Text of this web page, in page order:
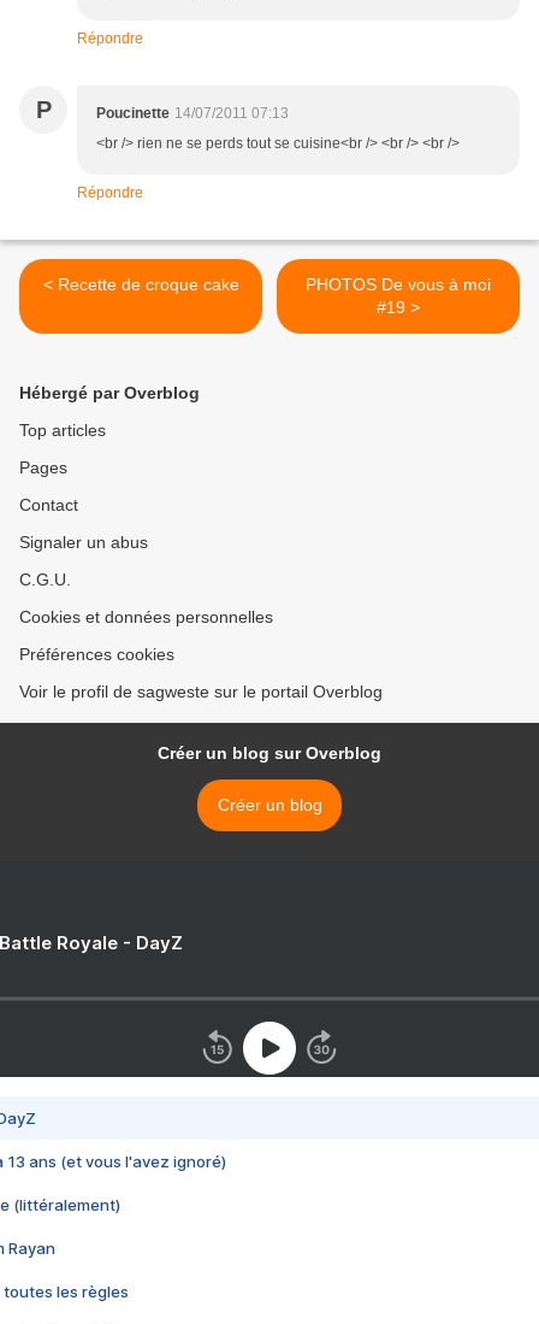
Répondre
P Poucinette 14/07/2011 07:13
<br /> rien ne se perds tout se cuisine<br /> <br /> <br />
Répondre
< Recette de croque cake
PHOTOS De vous à moi
#19 >
Hébergé par Overblog
Top articles
Pages
Contact
Signaler un abus
C.G.U.
Cookies et données personnelles
Préférences cookies
Voir le profil de sagweste sur le portail Overblog
Créer un blog sur Overblog
Créer un blog
Royale - DayZ
13 ans (et vous l'avez ignoré)
(littéralement)
Rayan
toutes les règles